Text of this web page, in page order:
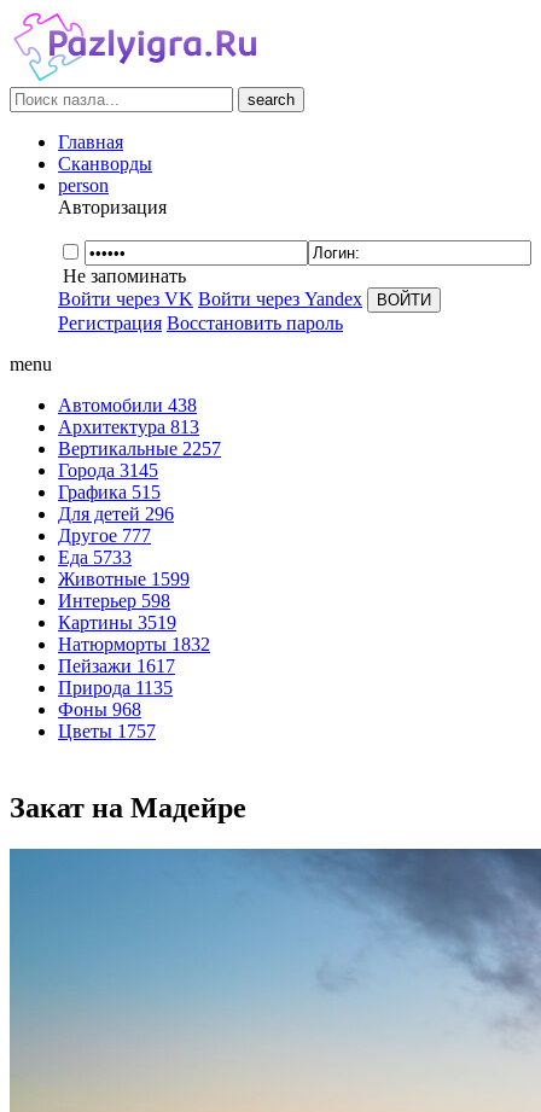
search
Главная
Сканворды
person
Авторизация
Не запоминать
Войти через VK Войти через Yandex
Регистрация Восстановить пароль
menu
Автомобили 438
Архитектура 813
Вертикальные 2257
Города 3145
Графика 515
Для детей 296
Другое 777
Еда 5733
Животные 1599
Интерьер 598
Картины 3519
Натюрморты 1832
Пейзажи 1617
Природа 1135
Фоны 968
Цветы 1757
Закат на Мадейре